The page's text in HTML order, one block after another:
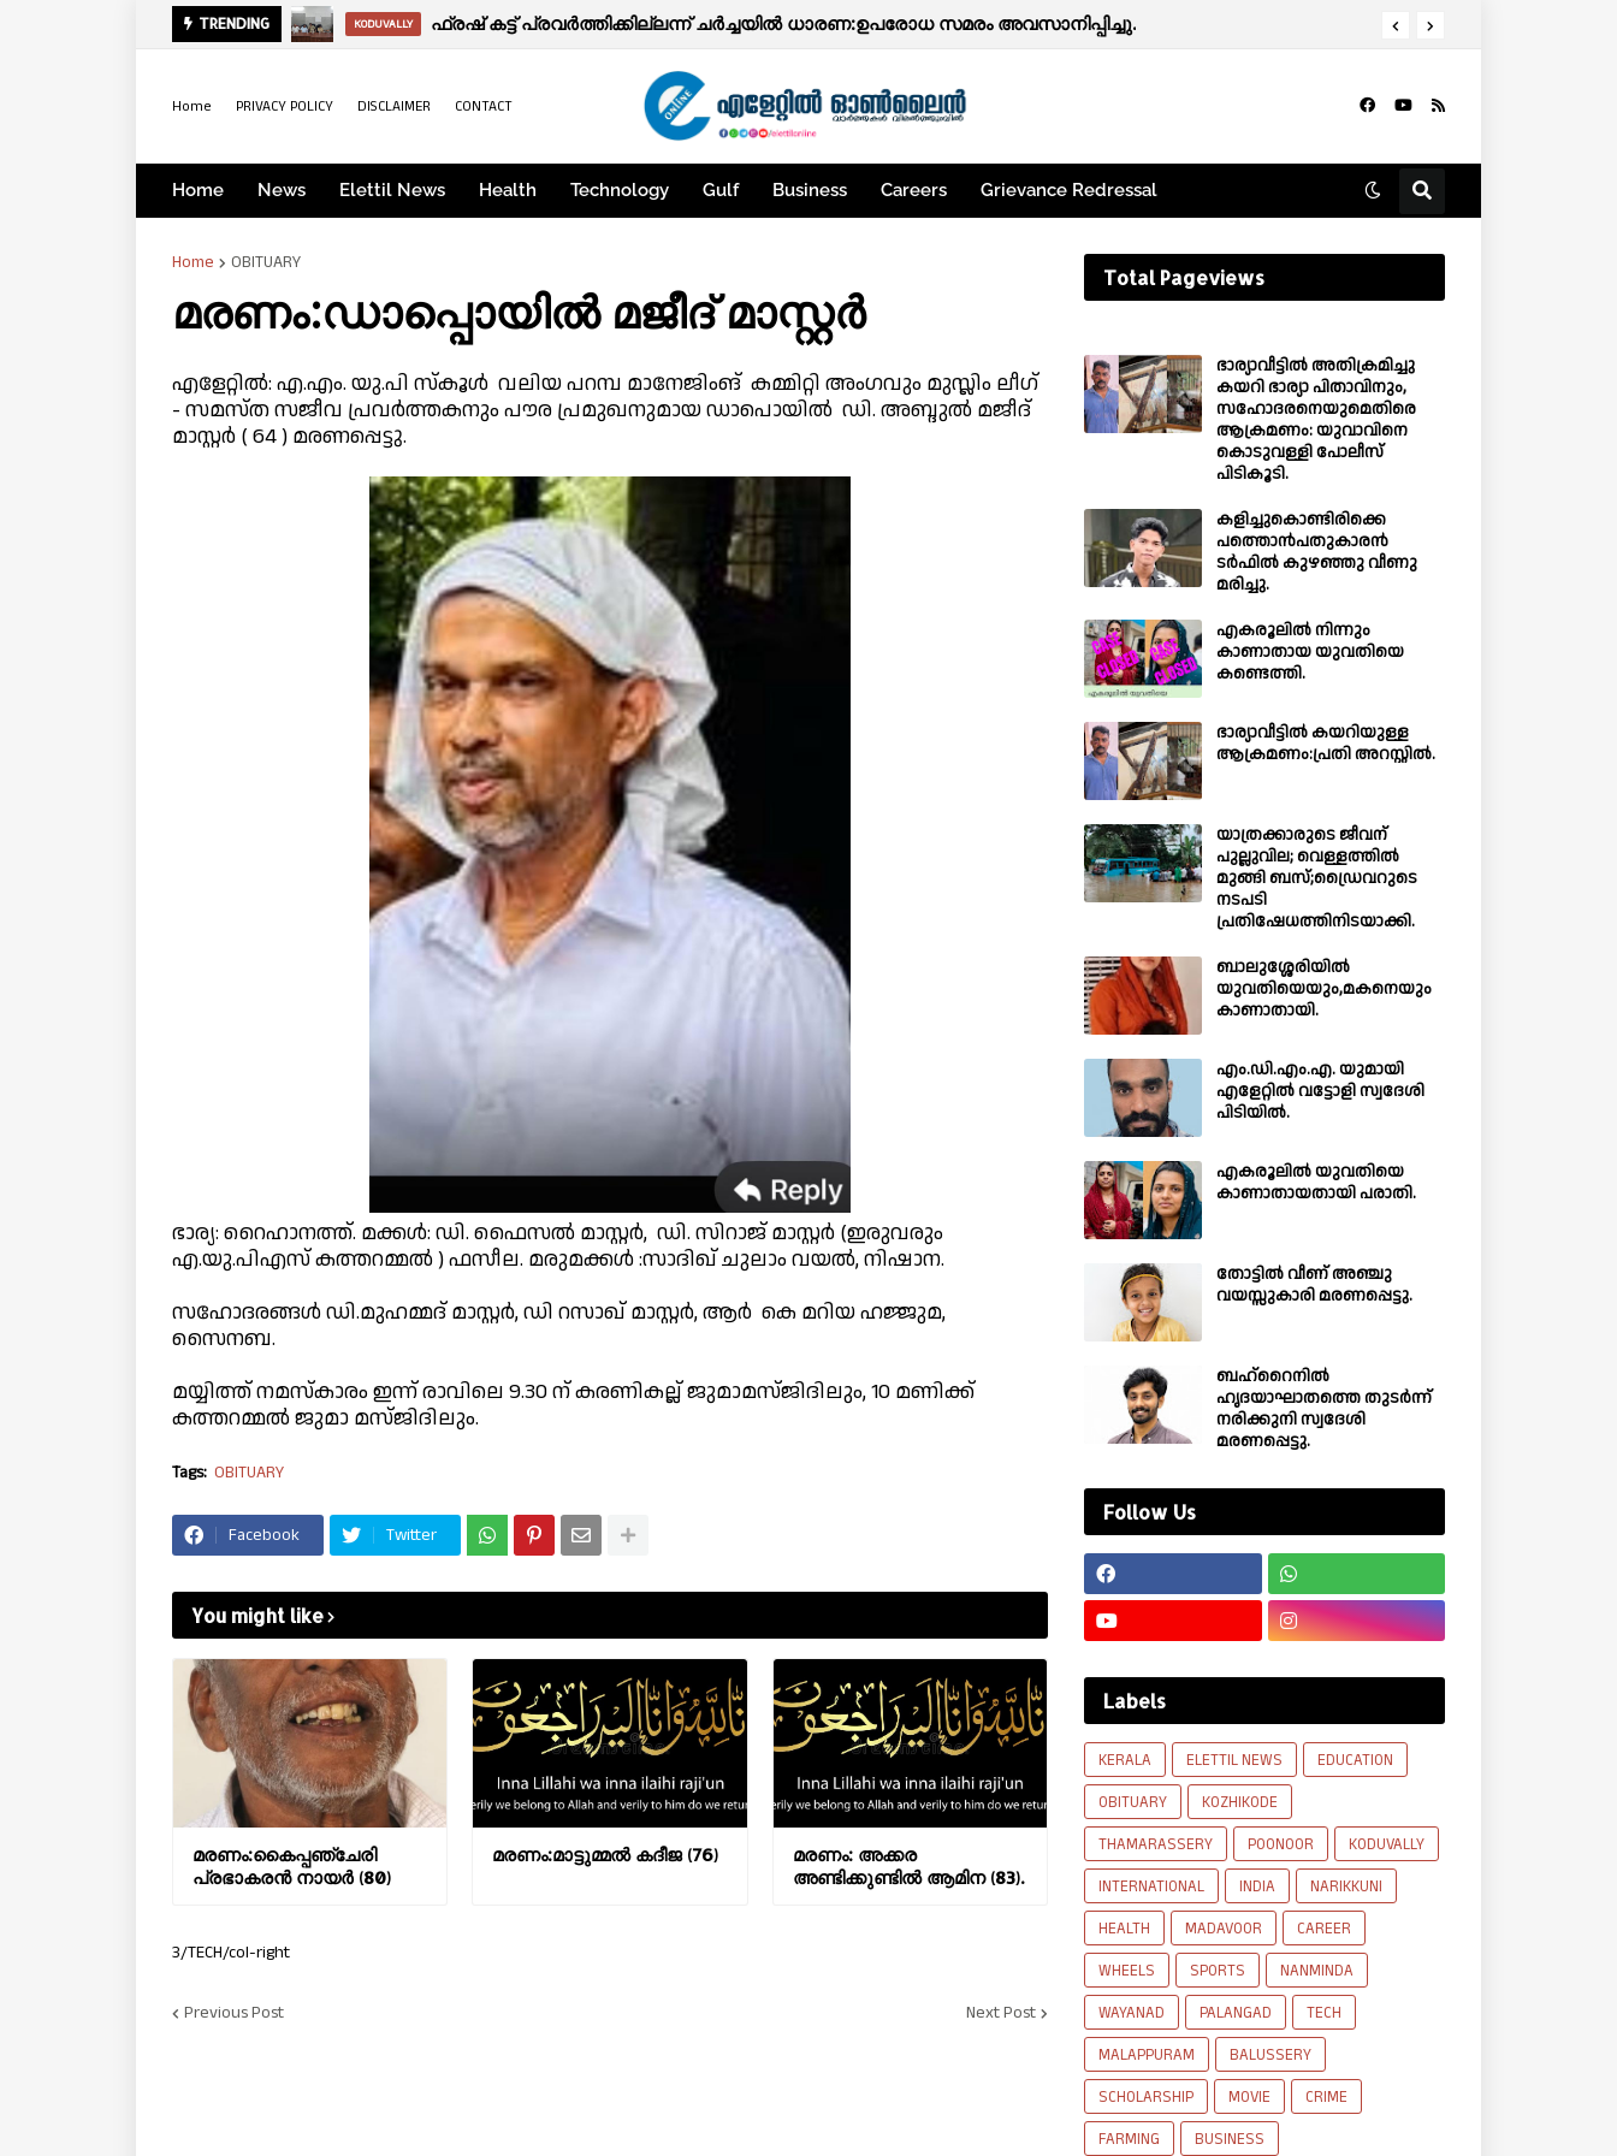
TRENDING KODUVALLY ഫ്രഷ് കട്ട് പ്രവർത്തിക്കില്ലന്ന് ചർച്ചയിൽ ധാരണ:ഉപരോധ സമരം അവസാനിപ്പിച്ചു.
OBITUARY മരണം:കൈപ്പഞ്ചേരി പ്രഭാകരന്‍ നായർ (80)
Home PRIVACY POLICY DISCLAIMER CONTACT
Home News Elettil News Health Technology Gulf Business Careers Grievance Redressal
Home OBITUARY
മരണം:ഡാപ്പൊയിൽ മജീദ് മാസ്റ്റർ
എളേറ്റിൽ: എ.എം. യു.പി സ്കൂൾ വലിയ പറമ്പ മാനേജിംങ് കമ്മിറ്റി അംഗവും മുസ്ലിം ലീഗ്
- സമസ്ത സജീവ പ്രവർത്തകനും പൗര പ്രമുഖനുമായ ഡാപൊയിൽ ഡി. അബ്ദുൽ മജീദ്
മാസ്റ്റർ ( 64 ) മരണപ്പെട്ടു.
ഭാര്യ: റൈഹാനത്ത്. മക്കൾ: ഡി. ഫൈസൽ മാസ്റ്റർ, ഡി. സിറാജ് മാസ്റ്റർ (ഇരുവരും
എ.യു.പിഎസ് കത്തറമ്മൽ ) ഫസീല. മരുമക്കൾ :സാദിഖ് ചുലാം വയൽ, നിഷാന.
സഹോദരങ്ങൾ ഡി.മുഹമ്മദ് മാസ്റ്റർ, ഡി റസാഖ് മാസ്റ്റർ, ആർ കെ മറിയ ഹജ്ജുമ,
സൈനബ.
മയ്യിത്ത് നമസ്കാരം ഇന്ന് രാവിലെ 9.30 ന് കരണികല്ല് ജുമാമസ്ജിദിലും, 10 മണിക്ക്
കത്തറമ്മൽ ജുമാ മസ്ജിദിലും.
Tags: OBITUARY
Facebook Twitter
You might like
മരണം:കൈപ്പഞ്ചേരി
പ്രഭാകരന്‍ നായർ (80)
മരണം:മാട്ടുമ്മൽ കദീജ (76)
മരണം: അക്കര
അണ്ടിക്കുണ്ടിൽ ആമിന (83).
3/TECH/col-right
Previous Post Next Post
Total Pageviews
ഭാര്യാവീട്ടിൽ അതിക്രമിച്ചു
കയറി ഭാര്യാ പിതാവിനും,
സഹോദരനെയുമെതിരെ
ആക്രമണം: യുവാവിനെ
കൊടുവള്ളി പോലീസ്
പിടികൂടി.
കളിച്ചുകൊണ്ടിരിക്കെ
പത്തൊൻപതുകാരൻ
ടർഫിൽ കുഴഞ്ഞു വീണു
മരിച്ചു.
എകരൂലിൽ നിന്നും
കാണാതായ യുവതിയെ
കണ്ടെത്തി.
ഭാര്യാവീട്ടിൽ കയറിയുള്ള
ആക്രമണം:പ്രതി അറസ്റ്റിൽ.
യാത്രക്കാരുടെ ജീവന്
പുല്ലുവില; വെള്ളത്തിൽ
മുങ്ങി ബസ്;ഡ്രൈവറുടെ
നടപടി
പ്രതിഷേധത്തിനിടയാക്കി.
ബാലുശ്ശേരിയില്‍
യുവതിയെയും,മകനെയും
കാണാതായി.
എം.ഡി.എം.എ. യുമായി
എളേറ്റിൽ വട്ടോളി സ്വദേശി
പിടിയിൽ.
എകരൂലിൽ യുവതിയെ
കാണാതായതായി പരാതി.
തോട്ടിൽ വീണ് അഞ്ചു
വയസ്സുകാരി മരണപ്പെട്ടു.
ബഹ്‌റൈനിൽ
ഹൃദയാഘാതത്തെ തുടർന്ന്
നരിക്കുനി സ്വദേശി
മരണപ്പെട്ടു.
Follow Us
Labels
KERALA ELETTIL NEWS
EDUCATION
OBITUARY
KOZHIKODE
THAMARASSERY
POONOOR
KODUVALLY
INTERNATIONAL
INDIA
NARIKKUNI
HEALTH
MADAVOOR
CAREER
WHEELS
SPORTS
NANMINDA
WAYANAD
PALANGAD
TECH
MALAPPURAM
BALUSSERY
SCHOLARSHIP
MOVIE
CRIME
FARMING
BUSINESS